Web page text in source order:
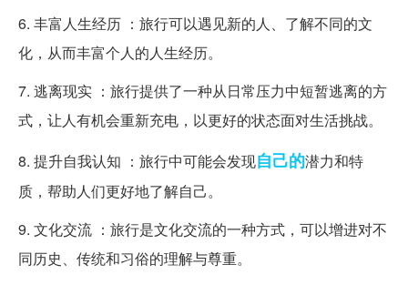
6. 丰富人生经历 ：旅行可以遇见新的人、了解不同的文
化，从而丰富个人的人生经历。
7. 逃离现实 ：旅行提供了一种从日常压力中短暂逃离的方
式，让人有机会重新充电，以更好的状态面对生活挑战。
8. 提升自我认知 ：旅行中可能会发现自己的潜力和特
质，帮助人们更好地了解自己。
9. 文化交流 ：旅行是文化交流的一种方式，可以增进对不
同历史、传统和习俗的理解与尊重。